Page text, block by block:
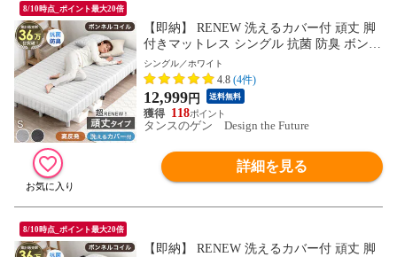
8/10時点_ポイント最大20倍
【即納】 RENEW 洗えるカバー付 頑丈 脚
付きマットレス シングル 抗菌 防臭 ボンネ
ルコイル 高反発 脚付きマットレスベッド
シングル ベッド 脚付き 足つきマットレス
ベッド ベット おしゃれ 頑丈 17800062〔ホ
ワイト〕
シングル／ホワイト
4.8 (4件)
12,999円 送料無料
118
タンスのゲン Design the Future
詳細を見る
8/10時点_ポイント最大20倍
【即納】 RENEW 洗えるカバー付 頑丈 脚